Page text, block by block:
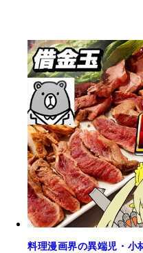
料理漫画界の異端児・小